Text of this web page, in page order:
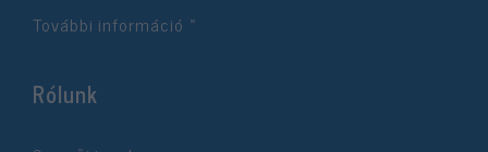
További információ »
Rólunk